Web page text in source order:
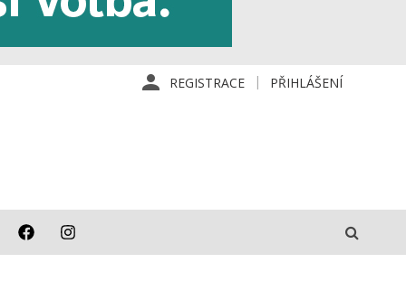
REGISTRACE PŘIHLÁŠENÍ